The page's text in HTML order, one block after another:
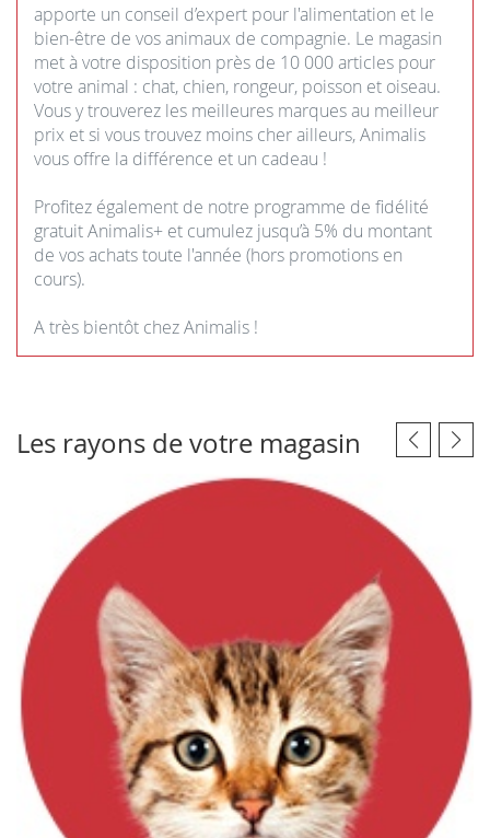
apporte un conseil d’expert pour l'alimentation et le
bien-être de vos animaux de compagnie. Le magasin
met à votre disposition près de 10 000 articles pour
votre animal : chat, chien, rongeur, poisson et oiseau.
Vous y trouverez les meilleures marques au meilleur
prix et si vous trouvez moins cher ailleurs, Animalis
vous offre la différence et un cadeau !
Profitez également de notre programme de fidélité
gratuit Animalis+ et cumulez jusqu’à 5% du montant
de vos achats toute l'année (hors promotions en
cours).
A très bientôt chez Animalis !
Les rayons de votre magasin